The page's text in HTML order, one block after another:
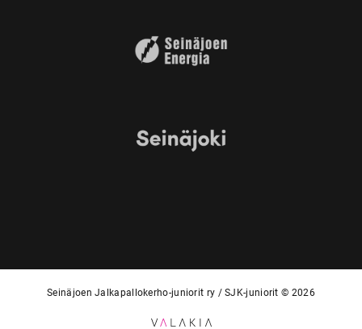
Seinäjoen Jalkapallokerho-juniorit ry / SJK-juniorit © 2026